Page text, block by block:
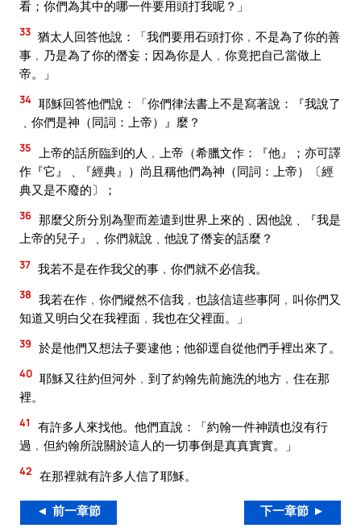
看；你們為其中的哪一件要用頭打我呢？」
33 猶太人回答他說：「我們要用石頭打你﹐不是為了你的善
事﹐乃是為了你的僭妄；因為你是人﹐你竟把自己當做上
帝。」
34 耶穌回答他們說：「你們律法書上不是寫著說：『我說了
﹑你們是神（同詞：上帝）』麼？
35
上帝的話所臨到的人﹐上帝（希臘文作：『他』；亦可譯
作『它』﹑『經典』）尚且稱他們為神（同詞：上帝）〔經
典又是不廢的〕；
36 那麼父所分別為聖而差遣到世界上來的﹑因他說﹑『我是
上帝的兒子』﹑你們就說﹑他說了僭妄的話麼？
37 我若不是在作我父的事﹐你們就不必信我。
38 我若在作﹐你們縱然不信我﹐也該信這些事阿﹐叫你們又
知道又明白父在我裡面﹐我也在父裡面。」
39 於是他們又想法子要逮他；他卻逕自從他們手裡出來了。
40 耶穌又往約但河外﹐到了約翰先前施洗的地方﹐住在那
裡。
41
有許多人來找他。他們直說：「約翰一件神蹟也沒有行
過﹐但約翰所說關於這人的一切事倒是真真實實。」
42 在那裡就有許多人信了耶穌。
◄ 前一章節 下一章節 ►